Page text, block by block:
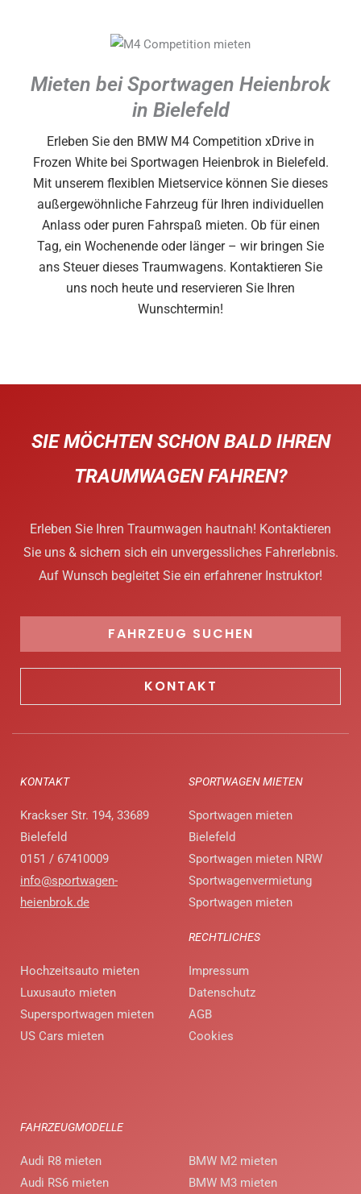
Mieten bei Sportwagen Heienbrok
in Bielefeld
Erleben Sie den BMW M4 Competition xDrive in
Frozen White bei Sportwagen Heienbrok in Bielefeld.
Mit unserem flexiblen Mietservice können Sie dieses
außergewöhnliche Fahrzeug für Ihren individuellen
Anlass oder puren Fahrspaß mieten. Ob für einen
Tag, ein Wochenende oder länger – wir bringen Sie
ans Steuer dieses Traumwagens. Kontaktieren Sie
uns noch heute und reservieren Sie Ihren
Wunschtermin!
SIE MÖCHTEN SCHON BALD IHREN
TRAUMWAGEN FAHREN?
Erleben Sie Ihren Traumwagen hautnah! Kontaktieren
Sie uns & sichern sich ein unvergessliches Fahrerlebnis.
Auf Wunsch begleitet Sie ein erfahrener Instruktor!
FAHRZEUG SUCHEN
KONTAKT
KONTAKT
Krackser Str. 194, 33689
Bielefeld
0151 / 67410009
info@sportwagen-
heienbrok.de
SPORTWAGEN MIETEN
Sportwagen mieten
Bielefeld
Sportwagen mieten NRW
Sportwagenvermietung
Sportwagen mieten
Hochzeitsauto mieten
Luxusauto mieten
Supersportwagen mieten
US Cars mieten
RECHTLICHES
Impressum
Datenschutz
AGB
Cookies
FAHRZEUGMODELLE
Audi R8 mieten
Audi RS6 mieten
BMW M2 mieten
BMW M3 mieten